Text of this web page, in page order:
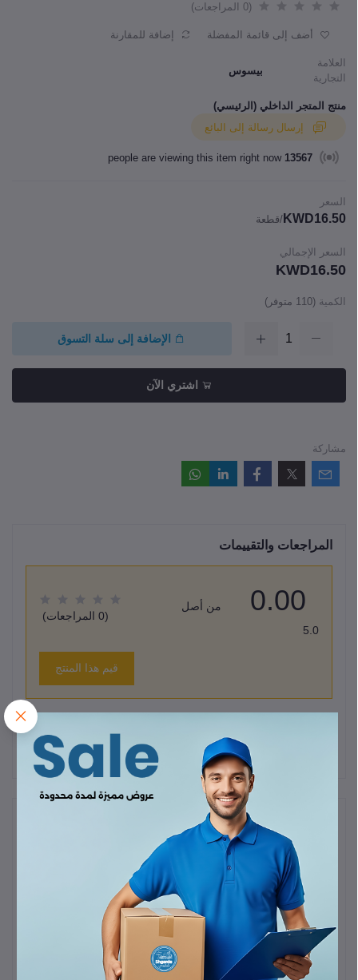
(0 المراجعات)
أضف إلى قائمة المفضلة إضافة للمقارنة
العلامة
التجارية
بيسوس
منتج المتجر الداخلي (الرئيسي)
13567
السعر
KWD16.50 /قطعة
السعر الإجمالي
KWD16.50
الكمية (
110 متوفر)
الإضافة إلى سلة التسوق
اشتري الآن
مشاركة
المراجعات والتقييمات
0.00
من أصل
5.0
(0 المراجعات)
قيم هذا المنتج
لا يوجد هناك مراجعات لهذا المنتج حتى الآن.
يستخدم الحامل نظام
ثبات الهاتف بشكل آمن وموثوق، وهو مصمم خصيصًا ليقاوم اهتزازات
السيارة.
يتميز بتصميم صغير الحجم يتيح إمكانية تثبيته علىفتحة التهوية